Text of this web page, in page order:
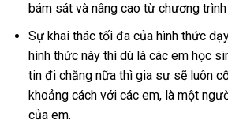
bám sát và nâng cao từ chương
Sự khai thác tối đa của hình thức
hình thức này thì dù là các em học
tin đi chăng nữa thì gia sư sẽ luôn
khoảng cách với các em, là một
của em.